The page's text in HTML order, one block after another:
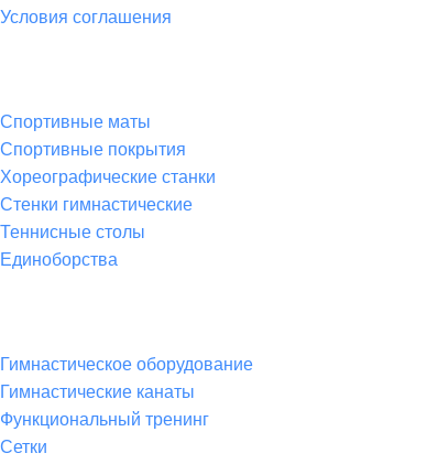
Условия соглашения
Спортивные маты
Спортивные покрытия
Хореографические станки
Стенки гимнастические
Теннисные столы
Единоборства
Гимнастическое оборудование
Гимнастические канаты
Функциональный тренинг
Сетки